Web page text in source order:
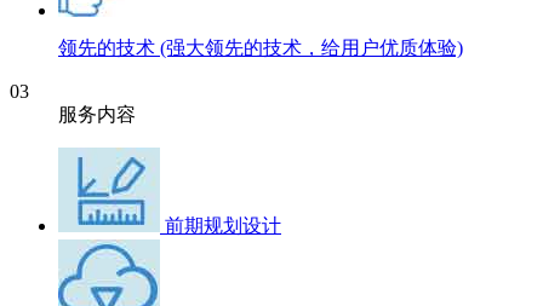
领先的技术 (强大领先的技术，给用户优质体验)
03
服务内容
前期规划设计